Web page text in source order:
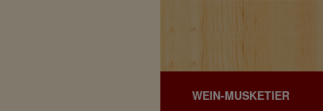
WEIN-MUSKETIER